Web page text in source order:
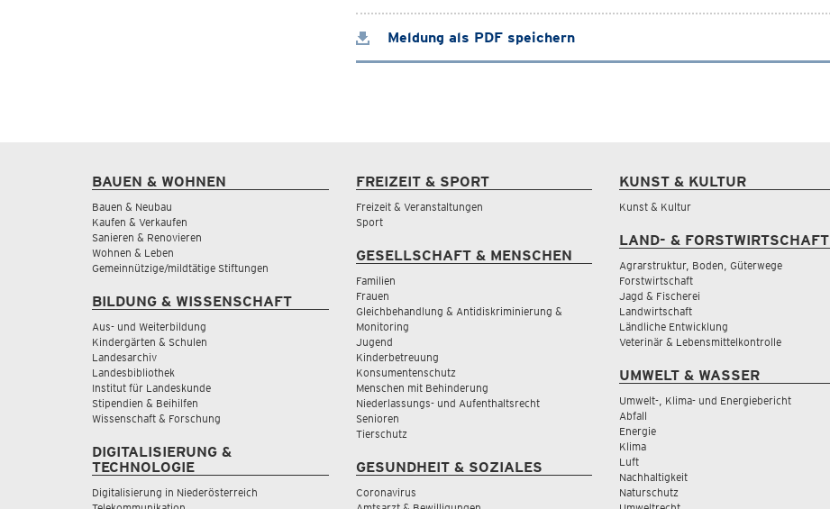
Meldung als PDF speichern
BAUEN & WOHNEN
Bauen & Neubau
Kaufen & Verkaufen
Sanieren & Renovieren
Wohnen & Leben
Gemeinnützige/mildtätige Stiftungen
BILDUNG & WISSENSCHAFT
Aus- und Weiterbildung
Kindergärten & Schulen
Landesarchiv
Landesbibliothek
Institut für Landeskunde
Stipendien & Beihilfen
Wissenschaft & Forschung
DIGITALISIERUNG &
TECHNOLOGIE
Digitalisierung in Niederösterreich
FREIZEIT & SPORT
Freizeit & Veranstaltungen
Sport
GESELLSCHAFT & MENSCHEN
Familien
Frauen
Gleichbehandlung & Antidiskriminierung &
Monitoring
Jugend
Kinderbetreuung
Konsumentenschutz
Menschen mit Behinderung
Niederlassungs- und Aufenthaltsrecht
Senioren
Tierschutz
GESUNDHEIT & SOZIALES
Coronavirus
KUNST & KULTUR
Kunst & Kultur
LAND- & FORSTWIRTSCHAFT
Agrarstruktur, Boden, Güterwege
Forstwirtschaft
Jagd & Fischerei
Landwirtschaft
Ländliche Entwicklung
Veterinär & Lebensmittelkontrolle
UMWELT & WASSER
Umwelt-, Klima- und Energiebericht
Abfall
Energie
Klima
Luft
Nachhaltigkeit
Naturschutz